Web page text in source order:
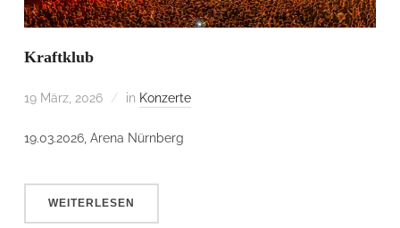
Kraftklub
19 März, 2026 in Konzerte
19.03.2026, Arena Nürnberg
WEITERLESEN